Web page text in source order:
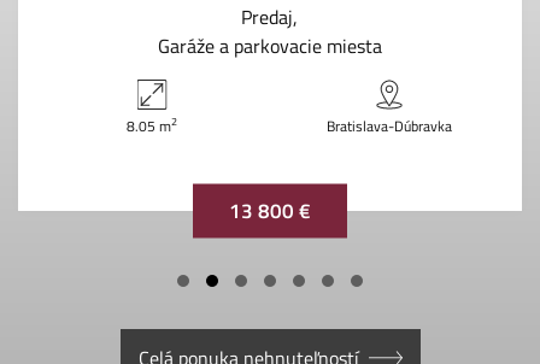
Predaj
Garáže a parkovacie miesta
8.05 m2 Bratislava-Dúbravka
13 800 €
Celá ponuka nehnuteľností